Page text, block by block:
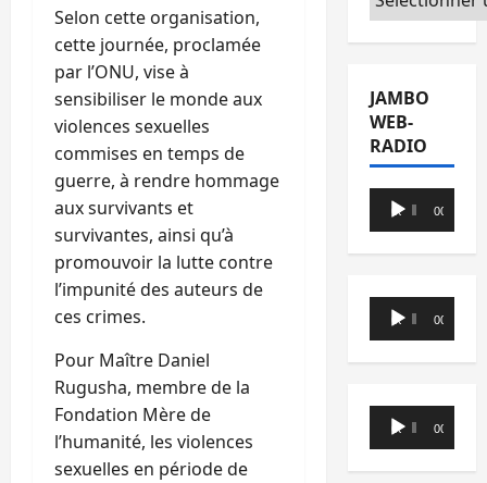
Selon cette organisation,
cette journée, proclamée
par l’ONU, vise à
sensibiliser le monde aux
violences sexuelles
commises en temps de
guerre, à rendre hommage
aux survivants et
survivantes, ainsi qu’à
promouvoir la lutte contre
l’impunité des auteurs de
ces crimes.
Pour Maître Daniel
Rugusha, membre de la
Fondation Mère de
l’humanité, les violences
sexuelles en période de
JAMBO
WEB-
RADIO
Lecteur
audio
00:00 00:00
Lecteur
audio
00:00 00:00
Lecteur
audio
00:00 00:00